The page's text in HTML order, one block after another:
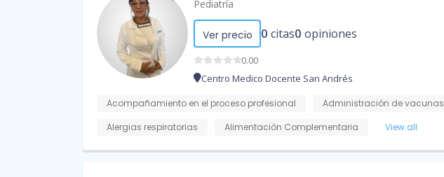
Pediatría
Ver precio 0 citas0 opiniones
0.00
Centro Medico Docente San Andrés
Acompañamiento en el proceso profesional Administración de vacunas
Alergias respiratorias
Alimentación Complementaria View all